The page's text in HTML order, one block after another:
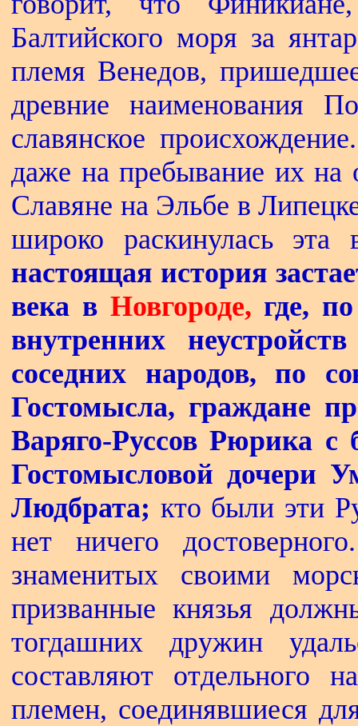
Балтийского моря за
племя Венедов,
древние наименования
славянское
даже на пребывание их на
Славяне на Эльбе в
широко раскинулась эта
настоящая история
века в Новгороде, где,
внутренних
соседних народов, по
Гостомысла, граждане
Варяго-Руссов Рюрика с
Гостомысловой дочери
Людбрата; кто были эти
нет ничего
знаменитых своими
призванные князья
тогдашних дружин
составляют отдельного
племен, соединявшиеся